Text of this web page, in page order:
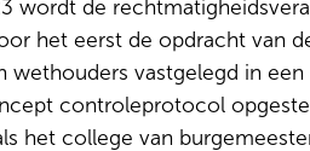
wordt de
het eerst de opdracht van
wethouders vastgelegd in
controleprotocol
het college van